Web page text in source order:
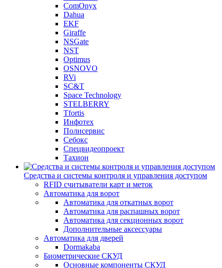
ComOnyx
Dahua
EKF
Giraffe
NSGate
NST
Optimus
OSNOVO
RVi
SC&T
Space Technology
STELBERRY
Tfortis
Инфотех
Полисервис
Себокс
Спецвидеопроект
Тахион
Средства и системы контроля и управления доступом
RFID считыватели карт и меток
Автоматика для ворот
Автоматика для откатных ворот
Автоматика для распашных ворот
Автоматика для секционных ворот
Дополнительные аксессуары
Автоматика для дверей
Dormakaba
Биометрические СКУД
Основные компоненты СКУД